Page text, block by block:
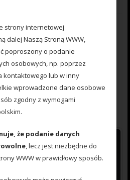
ROMMY SPYDER HAND
strony internetowej
dalej Naszą Stroną WWW,
poproszony o podanie
osobowych, np. poprzez
kontaktowego lub w inny
wprowadzone dane osobowe
zgodny z wymogami
że podanie danych
, lecz jest niezbędne do
WWW w prawidłowy sposób.